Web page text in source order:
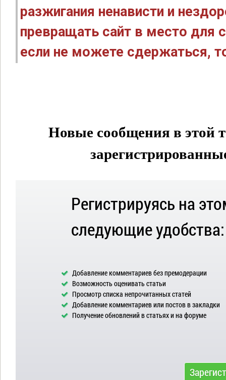
разжигания ненависти и
превращать сайт в место для
если не можете сдержаться,
Новые сообщения в этой
Регистрируясь на
следующие удобства:
Добавление комментариев без премодерации
Возможность оценивать статьи
Просмотр списка непрочитанных статей
Добавление комментариев или постов в закладки
Получение обновлений в статьях и на форуме